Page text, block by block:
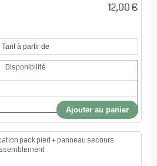
12,00 €
Tarif à partir de
Disponibilité
Ajouter au panier
pack pied + panneau secours